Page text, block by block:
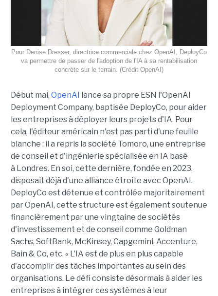
Pour Denise Dresser, directrice commerciale chez OpenAI, DeployCo
va permettre de passer de l'adoption de l'IA à sa rentabilisation
concrète sur le terrain. (Crédit OpenAI)
Début mai, OpenAI
lance sa propre ESN l'OpenAI
Deployment Company, baptisée DeployCo, pour aider
les entreprises à déployer leurs projets d'IA. Pour
cela, l'éditeur américain n'est pas parti d'une feuille
blanche : il a repris la société Tomoro, une entreprise
de conseil et d'ingénierie spécialisée en IA basé
à Londres. En soi, cette dernière, fondée en 2023,
disposait déjà d'une alliance étroite avec OpenAI.
DeployCo est détenue et contrôlée majoritairement
par OpenAI, cette structure est également soutenue
financièrement par une vingtaine de sociétés
d'investissement et de conseil comme Goldman
Sachs, SoftBank, McKinsey, Capgemini, Accenture,
Bain & Co, etc. « L'IA est de plus en plus capable
d'accomplir des tâches importantes au sein des
organisations. Le défi consiste désormais à aider les
entreprises à intégrer ces systèmes à leur